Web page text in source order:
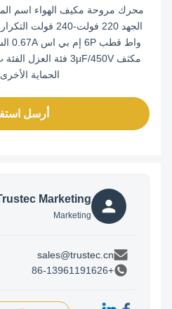
محرك مروحة مكيف الهواء اسم المنتج
الحماية الأخرى
أرسل استفسار
Mr. Trustec Marketing
Marketing
sales@trustec.cn